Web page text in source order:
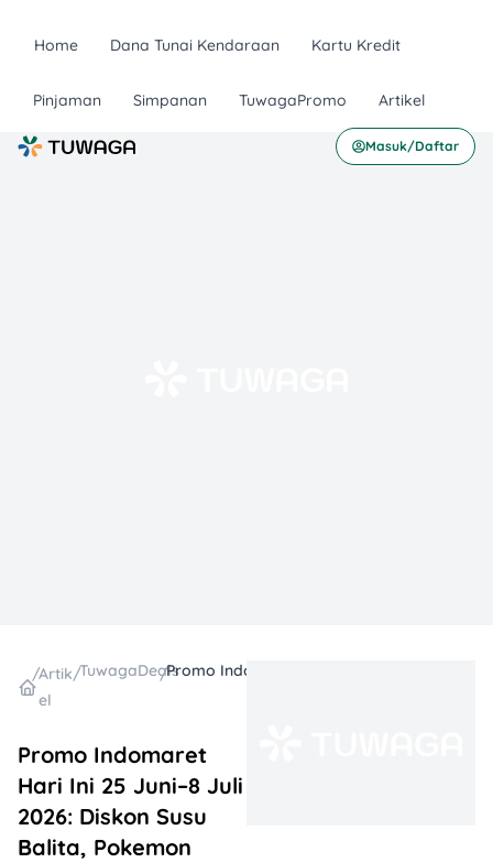
Home Dana Tunai Kendaraan Kartu Kredit
Pinjaman Simpanan TuwagaPromo Artikel
Masuk/Daftar
/Artik
el
/TuwagaDeals
/
Promo Indomaret
Hari Ini 25 Juni–8 Juli
2026: Diskon Susu
Balita, Pokemon